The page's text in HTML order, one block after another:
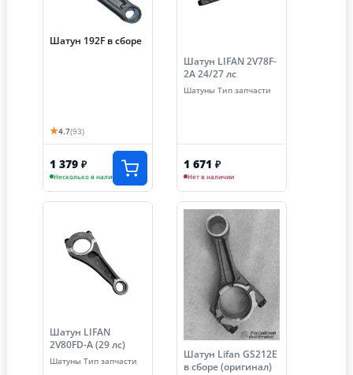
Шатун 192F в сборе
★4.7(93)
1 379 ₽
Несколько в наличии
Шатун LIFAN 2V78F-
2A 24/27 лс
Шатуны Тип запчасти
1 671 ₽
Нет в наличии
Шатун LIFAN
2V80FD-A (29 лс)
Шатуны Тип запчасти
Шатун Lifan GS212E
в сборе (оригинал)